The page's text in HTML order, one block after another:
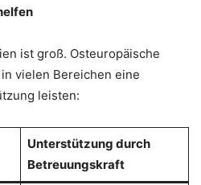
ist groß. Osteuropäische
vielen Bereichen eine
leisten:
Unterstützung durch
Betreuungskraft